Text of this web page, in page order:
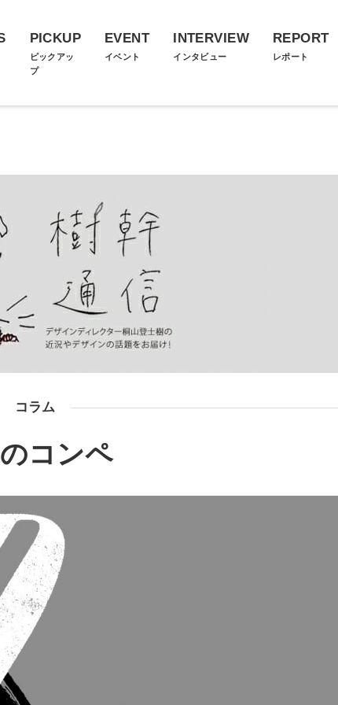
PICKUP
ピックアッ
プ
EVENT
イベント
INTERVIEW
インタビュー
REPORT
レポート
コラム
コンペ